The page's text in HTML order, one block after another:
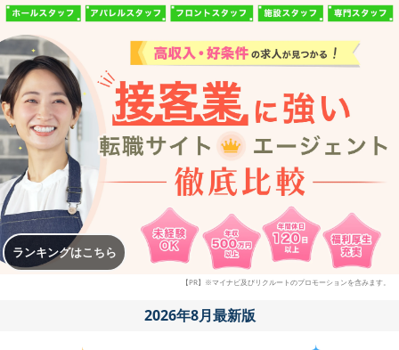
ランキングはこちら
【PR】※マイナビ及びリクルートのプロモーションを含みます。
2026年8月最新版